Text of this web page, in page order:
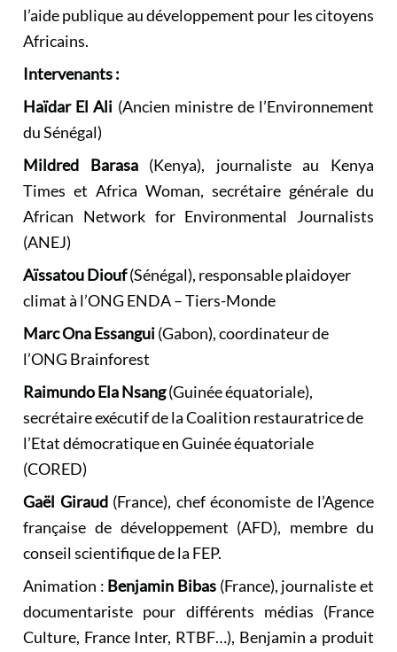
l’aide publique au développement pour les citoyens
Africains.
Intervenants :
Haïdar El Ali (Ancien ministre de l’Environnement
du Sénégal)
Mildred Barasa(Kenya), journaliste au Kenya
Times et Africa Woman, secrétaire générale du
African Network for Environmental Journalists
(ANEJ)
Aïssatou Diouf(Sénégal), responsable plaidoyer
climat à l’ONG ENDA – Tiers-Monde
Marc Ona Essangui(Gabon), coordinateur de
l’ONG Brainforest
Raimundo Ela Nsang(Guinée équatoriale),
secrétaire exécutif de la Coalition restauratrice de
l’Etat démocratique en Guinée équatoriale
(CORED)
Gaël Giraud(France), chef économiste de l’Agence
française de développement (AFD), membre du
conseil scientifique de la FEP.
Animation : Benjamin Bibas (France), journaliste et
documentariste pour différents médias (France
Culture, France Inter, RTBF…), Benjamin a produit